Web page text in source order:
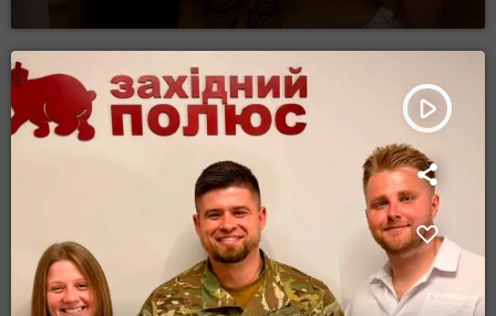
play_arrow